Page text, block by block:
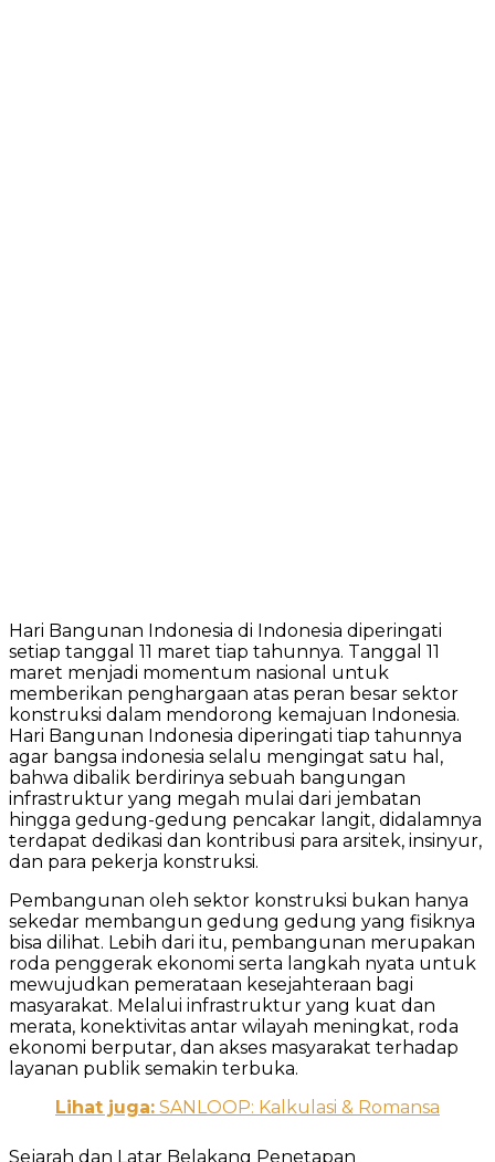
Hari Bangunan Indonesia di Indonesia diperingati
setiap tanggal 11 maret tiap tahunnya. Tanggal 11
maret menjadi momentum nasional untuk
memberikan penghargaan atas peran besar sektor
konstruksi dalam mendorong kemajuan Indonesia.
Hari Bangunan Indonesia diperingati tiap tahunnya
agar bangsa indonesia selalu mengingat satu hal,
bahwa dibalik berdirinya sebuah bangungan
infrastruktur yang megah mulai dari jembatan
hingga gedung-gedung pencakar langit, didalamnya
terdapat dedikasi dan kontribusi para arsitek, insinyur,
dan para pekerja konstruksi.
Pembangunan oleh sektor konstruksi bukan hanya
sekedar membangun gedung gedung yang fisiknya
bisa dilihat. Lebih dari itu, pembangunan merupakan
roda penggerak ekonomi serta langkah nyata untuk
mewujudkan pemerataan kesejahteraan bagi
masyarakat. Melalui infrastruktur yang kuat dan
merata, konektivitas antar wilayah meningkat, roda
ekonomi berputar, dan akses masyarakat terhadap
layanan publik semakin terbuka.
Lihat juga: SANLOOP: Kalkulasi & Romansa
Sejarah dan Latar Belakang Penetapan